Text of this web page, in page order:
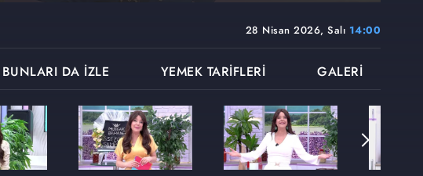
28 Nisan 2026, Salı 14:00
BUNLARI DA İZLE YEMEK TARİFLERİ GALERİ